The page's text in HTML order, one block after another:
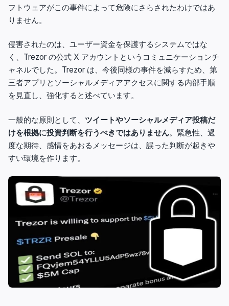
フトウェアがこの事件によって危険にさらされたわけではあ
りません。
侵害されたのは、ユーザー資金を保護するシステムではな
く、Trezor の公式 X アカウントというコミュニケーションチ
ャネルでした。Trezor は、今後同様の事件を減らすため、第
三者アプリとソーシャルメディアアクセスに関する内部手順
を見直し、強化すると述べています。
一般的な原則として、 ツイートやソーシャルメディア投稿だ
けを根拠に投資判断を行うべきではありません。緊急性、過
度な期待、感情をあおるメッセージは、誤った判断が起きや
すい環境を作ります。